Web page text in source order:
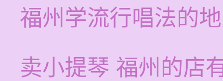
福州学流行唱法的
卖小提琴 福州的店